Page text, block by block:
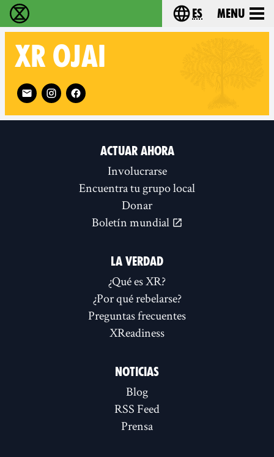
extinction rebellion - Home Choose your
es Menu
XR OJAI
Follow XR Ojai on
ACTUAR AHORA
Involucrarse
Encuentra tu grupo local
Donar
Boletín mundial
LA VERDAD
¿Qué es XR?
¿Por qué rebelarse?
Preguntas frecuentes
XReadiness
NOTICIAS
Blog
RSS Feed
Prensa